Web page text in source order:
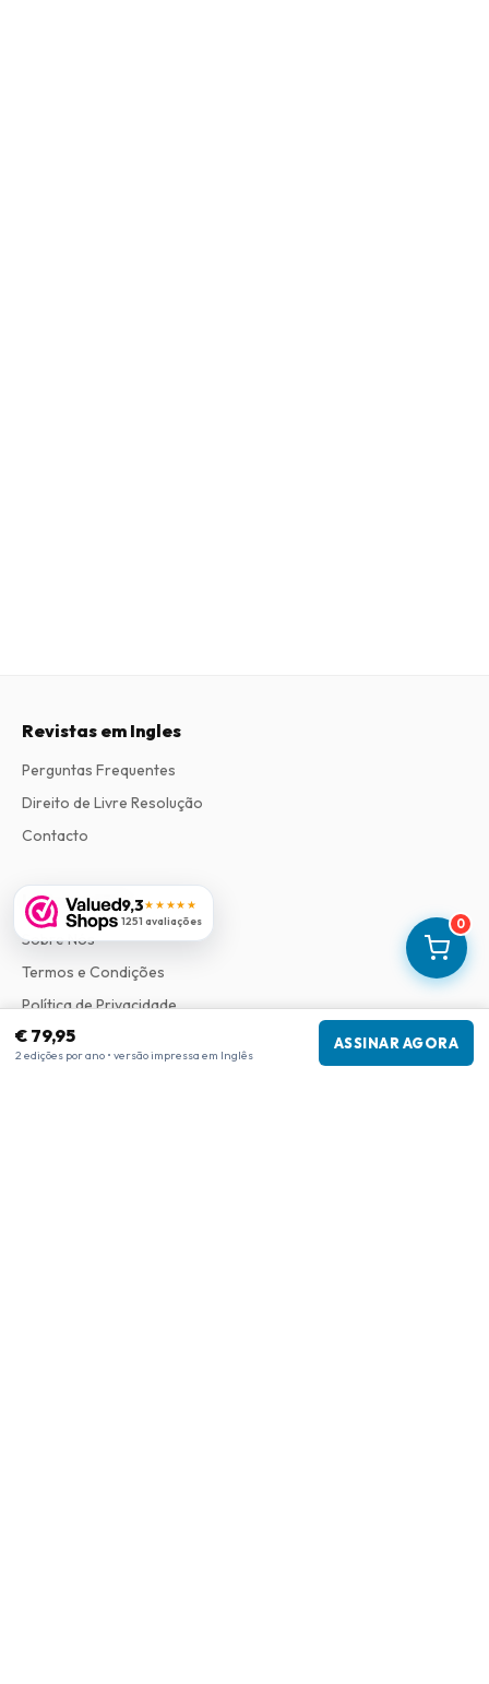
0
€ 79,95
2 edições por ano • versão impressa em Inglês
ASSINAR AGORA
9,3★★★★★
1251 avaliações
Revistas em Ingles
Perguntas Frequentes
Direito de Livre Resolução
Contacto
Informações
Sobre Nós
Termos e Condições
Política de Privacidade
Procedimento de Reclamações